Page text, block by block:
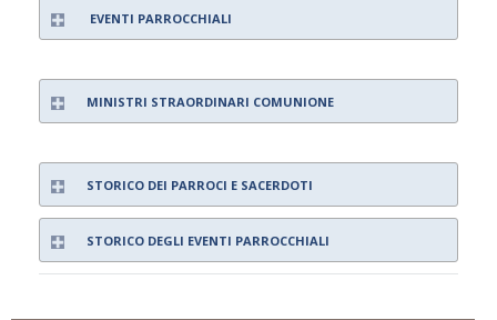
EVENTI PARROCCHIALI
MINISTRI STRAORDINARI COMUNIONE
STORICO DEI PARROCI E SACERDOTI
STORICO DEGLI EVENTI PARROCCHIALI